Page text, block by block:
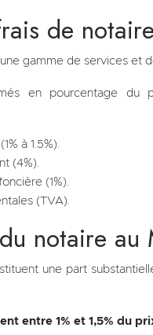
de
gamme de services et
en pourcentage
à 1.5%).
(4%).
(1%).
(TVA).
notaire au
une part
entre 1% et 1,5% du